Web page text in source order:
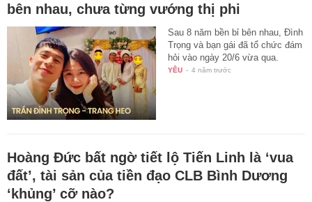
bên nhau, chưa từng vướng thị phi
Sau 8 năm bền bỉ bên nhau, Đình
Trọng và bạn gái đã tổ chức đám
hỏi vào ngày 20/6 vừa qua.
YÊU - 4 năm trước
Hoàng Đức bất ngờ tiết lộ Tiến Linh là ‘vua
đất’, tài sản của tiền đạo CLB Bình Dương
‘khủng’ cỡ nào?